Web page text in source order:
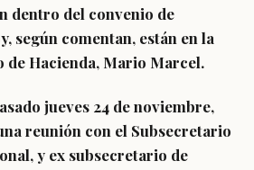
dentro del convenio de
según comentan, están en la
Hacienda, Mario Marcel.
jueves 24 de noviembre,
reunión con el Subsecretario
y ex subsecretario de